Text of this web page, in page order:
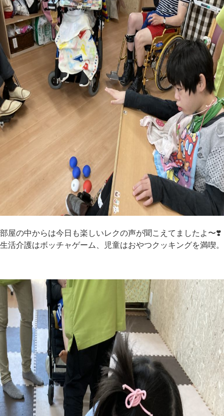
部屋の中からは今日も楽しいレクの声が聞こえてましたよ〜❣️
生活介護はボッチャゲーム、児童はおやつクッキングを満喫。